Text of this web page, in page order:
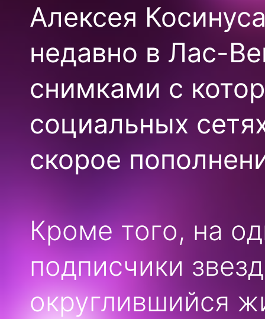
Алексея
недавно в Лас-
снимками с
социальных
скорое
Кроме того, на
подписчики
округлившийся